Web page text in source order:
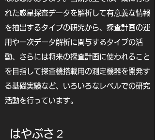
れた惑星探査データを解析して有意義な情報
を抽出するタイプの研究から、探査計画の運
用や一次データ解析に関与するタイプの活
動、さらには将来の探査計画に使われること
を目指して探査機搭載用の測定機器を開発す
る基礎実験など、いろいろなレベルでの研究
活動を行っています。
​はやぶさ２